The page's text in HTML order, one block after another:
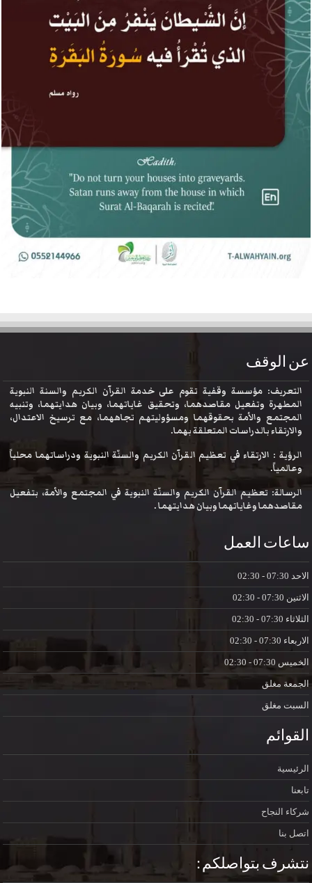
عن الوقف
التعريف: مؤسسة وقفية تقوم على خدمة القرآن الكريم والسنة النبوية
المطهرة وتفعيل مقاصدهما، وتحقيق غاياتهما، وبيان هدايتهما، وتنبيه
المجتمع والأمة بحقوقهما ومسؤوليتهم تجاههما، مع ترسيخ الاعتدال،
والارتقاء بالدراسات المتعلقة بهما.
الرؤية : الارتقاء في تعظيم القرآن الكريم والسنّة النبوية ودراساتهما محلياً
وعالمياً.
الرسالة: تعظيم القرآن الكريم والسنّة النبوية في المجتمع والأمة، بتفعيل
مقاصدهما وغاياتهما وبيان هدايتهما .
ساعات العمل
الاحد
الاثنين
الثلاثاء
الاربعاء
الخميس
الجمعة مغلق
السبت مغلق
القوائم
الرئيسية
تابعنا
شركاء النجاح
اتصل بنا
نتشرف بتواصلكم :